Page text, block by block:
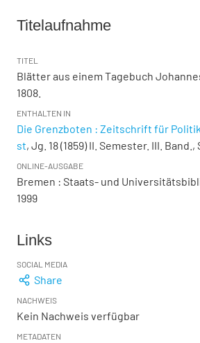
Titelaufnahme
TITEL
Blätter aus einem Tagebuch
1808.
ENTHALTEN IN
Die Grenzboten : Zeitschrift für
st, Jg. 18 (1859) II. Semester. III. Band.,
ONLINE-AUSGABE
Bremen : Staats- und
1999
Links
SOCIAL MEDIA
Share
NACHWEIS
Kein Nachweis verfügbar
METADATEN